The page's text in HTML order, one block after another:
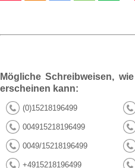
Mögliche Schreibweisen,
erscheinen kann:
(0)15218196499
004915218196499
0049/15218196499
+4915218196499